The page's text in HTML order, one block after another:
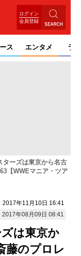
ログイン
会員登録
ス エンタメ ライ
ターズは東京から名古
【WWEマニア・ツア
2017年11月10日 16:41
2017年08月09日 08:41
は東京か
のプロレ